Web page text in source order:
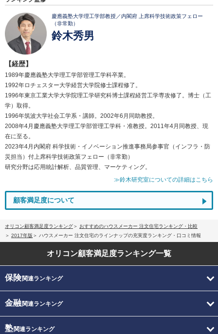
慶應義塾大学理工学部教授／内閣府 上席科学技術政策フェロー
（非常勤）
鈴木秀男
【経歴】
1989年慶應義塾大学理工学部管理工学科卒業。
1992年ロチェスター大学経営大学院修士課程修了。
1996年東京工業大学大学院理工学研究科博士課程経営工学専攻修了。博士（工
学）取得。
1996年筑波大学社会工学系・講師。2002年6月同助教授。
2008年4月慶應義塾大学理工学部管理工学科・准教授。2011年4月同教授、現
在に至る。
2023年4月内閣府 科学技術・イノベーション推進事務局参事官（インフラ・防
災担当）付上席科学技術政策フェロー（非常勤）
研究分野は応用統計解析、品質管理、マーケティング。
≫鈴木研究室についての詳細はこちら
顧客満足度について
オリコン顧客満足度ランキング
おすすめのハウスメーカー 注文住宅ランキング・比較
2017年版
ハウスメーカー 注文住宅のラインナップの充実度ランキング・口コミ情報
オリコン顧客満足度ランキング一覧
保険関連ランキング
金融関連ランキング
塾関連ランキング